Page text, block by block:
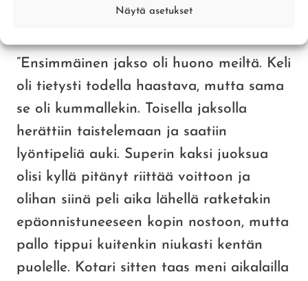
Näytä asetukset
voitto jäi Lappajärvelle.
”Ensimmäinen jakso oli huono meiltä. Keli
oli tietysti todella haastava, mutta sama
se oli kummallekin. Toisella jaksolla
herättiin taistelemaan ja saatiin
lyöntipeliä auki. Superin kaksi juoksua
olisi kyllä pitänyt riittää voittoon ja
olihan siinä peli aika lähellä ratketakin
epäonnistuneeseen kopin nostoon, mutta
pallo tippui kuitenkin niukasti kentän
puolelle. Kotari sitten taas meni aikalailla